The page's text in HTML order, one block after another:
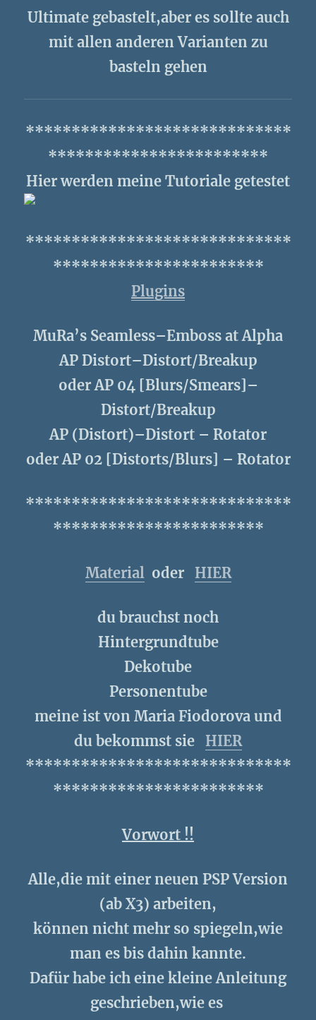
Ultimate gebastelt,aber es sollte auch
mit allen anderen Varianten zu
basteln gehen
*****************************
************************
Hier werden meine Tutoriale getestet
*****************************
***********************
Plugins
MuRa’s Seamless–Emboss at Alpha
AP Distort–Distort/Breakup
oder AP 04 [Blurs/Smears]–
Distort/Breakup
AP (Distort)–Distort – Rotator
oder AP 02 [Distorts/Blurs] – Rotator
*****************************
***********************
Materialoder HIER
du brauchst noch
Hintergrundtube
Dekotube
Personentube
meine ist von Maria Fiodorova und
du bekommst sie HIER
*****************************
***********************
Vorwort !!
Alle,die mit einer neuen PSP Version
(ab X3) arbeiten,
können nicht mehr so spiegeln,wie
man es bis dahin kannte.
Dafür habe ich eine kleine Anleitung
geschrieben,wie es